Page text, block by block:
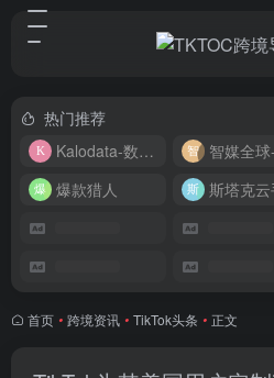
热门推荐
Kalodata-数据分析平台
爆款猎人
斯塔克
首页 • 跨境资讯 • TikTok头条 • 正文